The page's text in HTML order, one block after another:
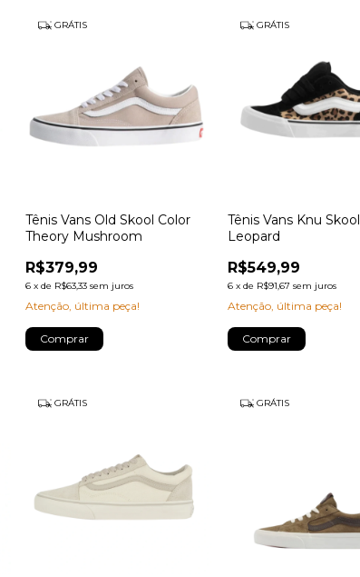
GRÁTIS
Tênis Vans Old Skool Color
Theory Mushroom
R$379,99
6 xde R$63,33 sem juros
Atenção, última peça!
Comprar
GRÁTIS
Tênis Vans Knu Skool
Leopard
R$549,99
6 x de R$91,67 sem juros
Atenção, última peça!
Comprar
GRÁTIS GRÁTIS